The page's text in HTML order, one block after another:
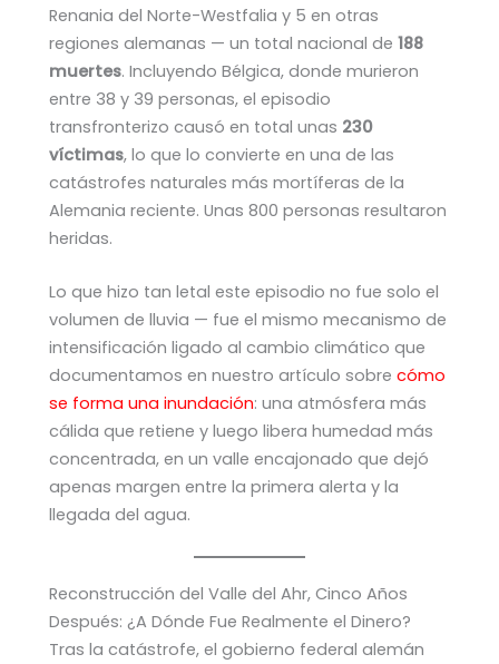
Renania del Norte-Westfalia y 5 en otras
regiones alemanas — un total nacional de 188
muertes. Incluyendo Bélgica, donde murieron
entre 38 y 39 personas, el episodio
transfronterizo causó en total unas 230
víctimas, lo que lo convierte en una de las
catástrofes naturales más mortíferas de la
Alemania reciente. Unas 800 personas resultaron
heridas.
Lo que hizo tan letal este episodio no fue solo el
volumen de lluvia — fue el mismo mecanismo de
intensificación ligado al cambio climático que
documentamos en nuestro artículo sobre cómo
se forma una inundación: una atmósfera más
cálida que retiene y luego libera humedad más
concentrada, en un valle encajonado que dejó
apenas margen entre la primera alerta y la
llegada del agua.
Reconstrucción del Valle del Ahr, Cinco Años
Después: ¿A Dónde Fue Realmente el Dinero?
Tras la catástrofe, el gobierno federal alemán